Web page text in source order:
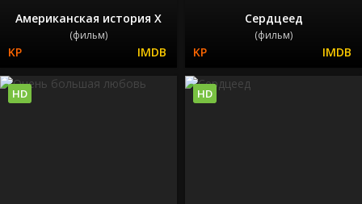
Американская история X
(фильм)
Сердцеед
(фильм)
HD HD